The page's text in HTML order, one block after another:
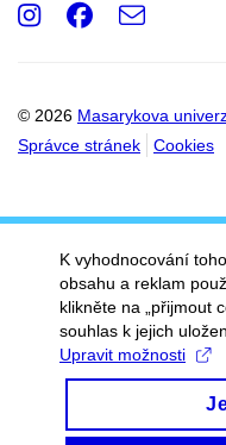
© 2026 Masarykova
Správce stránek
Cookies
Instagram
e-
K vyhodnocování
obsahu a reklam
klikněte na „přijmout
souhlas k jejich
Upravit možnosti